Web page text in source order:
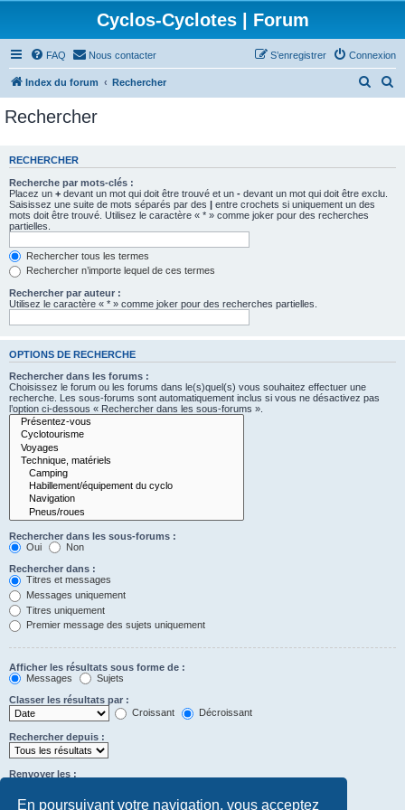
En poursuivant votre navigation, vous acceptez
Cyclos-Cyclotes | Forum
FAQ Nous contacter Connexion
S’enregistrer
Index du forum Rechercher
e
e
r
c
Rechercher
RECHERCHER
Recherche par mots-clés :
Placez un + devant un mot qui doit être trouvé et un - devant un mot qui doit être exclu.
Saisissez une suite de mots séparés par des | entre crochets si uniquement un des
mots doit être trouvé. Utilisez le caractère « * » comme joker pour des recherches
partielles.
Rechercher tous les termes
Rechercher n’importe lequel de ces termes
Rechercher par auteur :
Utilisez le caractère « * » comme joker pour des recherches partielles.
OPTIONS DE RECHERCHE
Rechercher dans les forums :
Choisissez le forum ou les forums dans le(s)quel(s) vous souhaitez effectuer une
recherche. Les sous-forums sont automatiquement inclus si vous ne désactivez pas
l’option ci-dessous « Rechercher dans les sous-forums ».
Rechercher dans les sous-forums :
Oui
Non
Rechercher dans :
Titres et messages
Messages uniquement
Titres uniquement
Premier message des sujets uniquement
Afficher les résultats sous forme de :
Messages
Sujets
Classer les résultats par :
Croissant
Décroissant
Rechercher depuis :
Renvoyer les :